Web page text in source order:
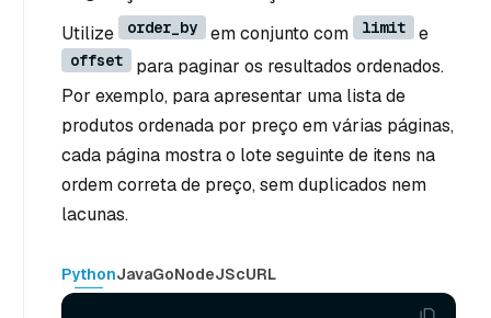
Utilize
order_by em conjunto com limit e
offset
para paginar os resultados ordenados.
Por exemplo, para apresentar uma lista de
produtos ordenada por preço em várias páginas,
cada página mostra o lote seguinte de itens na
ordem correta de preço, sem duplicados nem
lacunas.
PythonJavaGoNodeJScURL